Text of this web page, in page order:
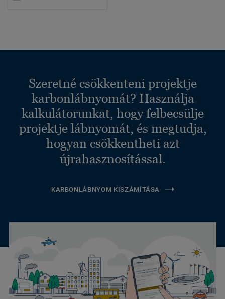
Szeretné csökkenteni projektje
karbonlábnyomát? Használja
kalkulátorunkat, hogy felbecsülje
projektje lábnyomát, és megtudja,
hogyan csökkentheti azt
újrahasznosítással.
KARBONLÁBNYOM KISZÁMÍTÁSA